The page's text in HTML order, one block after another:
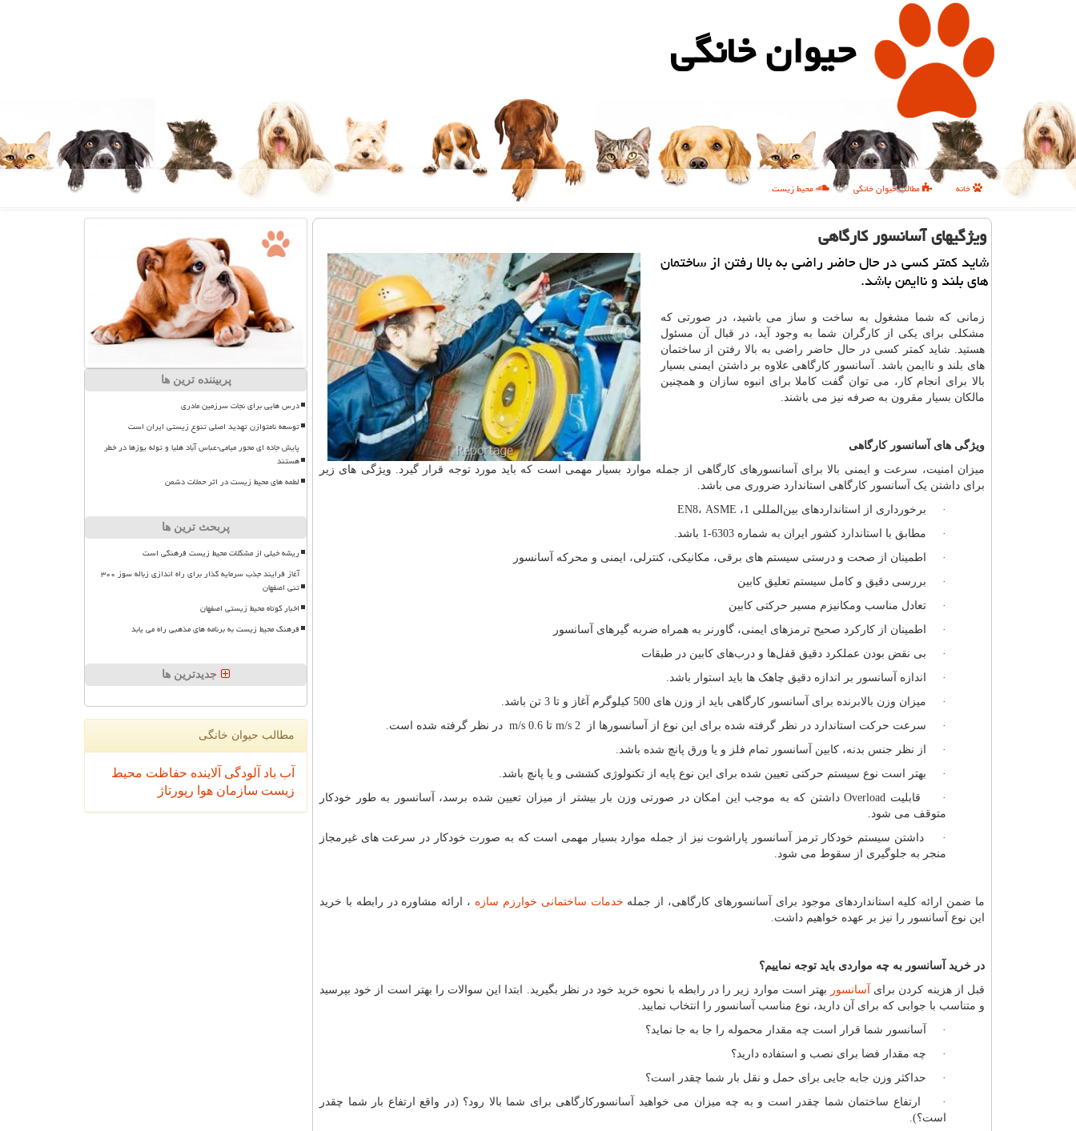
حیوان خانگی
خانه مطالب حیوان خانگی محیط زیست
ویژگیهای آسانسور كارگاهی
شاید كمتر كسی در حال حاضر راضی به بالا رفتن از ساختمان
های بلند و ناایمن باشد.
زمانی که شما مشغول به ساخت و ساز می باشید، در صورتی که
مشکلی برای یکی از کارگران شما به وجود آید، در قبال آن مسئول
هستید. شاید کمتر کسی در حال حاضر راضی به بالا رفتن از ساختمان
های بلند و ناایمن باشد. آسانسور کارگاهی علاوه بر داشتن ایمنی بسیار
بالا برای انجام کار، می توان گفت کاملا برای انبوه سازان و همچنین
مالکان بسیار مقرون به صرفه نیز می باشند.
ویژگی های آسانسور کارگاهی
میزان امنیت، سرعت و ایمنی بالا برای آسانسورهای کارگاهی از جمله موارد بسیار مهمی است که باید مورد توجه قرار گیرد. ویژگی های زیر
برای داشتن یک آسانسور کارگاهی استاندارد ضروری می باشد.
· برخورداری از استانداردهای بین‌المللی 1،
ASME ،EN8
· مطابق با استاندارد کشور ایران به شماره 6303-1 باشد.
· اطمینان از صحت و درستی سیستم های برقی، مکانیکی، کنترلی، ایمنی و محرکه آسانسور
· بررسی دقیق و کامل سیستم تعلیق کابین
· تعادل مناسب ومکانیزم مسیر حرکتی کابین
· اطمینان از کارکرد صحیح ترمزهای ایمنی، گاورنر به همراه ضربه گیرهای آسانسور
· بی نقض بودن عملکرد دقیق قفل‌ها و درب‌های کابین در طبقات
· اندازه آسانسور بر اندازه دقیق چاهک ها باید استوار باشد.
· میزان وزن بالابرنده برای آسانسور کارگاهی باید از وزن های 500 کیلوگرم آغاز و تا 3 تن باشد.
· سرعت حرکت استاندارد در نظر گرفته شده برای این نوع از آسانسورها از
m/s 2 تا m/s 0.6 در نظر گرفته شده است.
· از نظر جنس بدنه، کابین آسانسور تمام فلز و یا ورق پانچ شده باشد.
· بهتر است نوع سیستم حرکتی تعیین شده برای این نوع پایه از تکنولوژی کششی و یا پانچ باشد.
· قابلیت Overload داشتن که به موجب این امکان در صورتی وزن بار بیشتر از میزان تعیین شده برسد، آسانسور به طور خودکار
متوقف می شود.
· داشتن سیستم خودکار ترمز آسانسور پاراشوت نیز از جمله موارد بسیار مهمی است که به صورت خودکار در سرعت های غیرمجاز
منجر به جلوگیری از سقوط می شود.
ما ضمن ارائه کلیه استانداردهای موجود برای آسانسورهای کارگاهی، از جمله خدمات ساختمانی خوارزم سازه ، ارائه مشاوره در رابطه با خرید
این نوع آسانسور را نیز بر عهده خواهیم داشت.
در خرید آسانسور به چه مواردی باید توجه نماییم؟
قبل از هزینه کردن برای
آسانسور بهتر است موارد زیر را در رابطه با نحوه خرید خود در نظر بگیرید. ابتدا این سوالات را بهتر است از خود بپرسید
و متناسب با جوابی که برای آن دارید، نوع مناسب آسانسور را انتخاب نمایید.
· آسانسور شما قرار است چه مقدار محموله را جا به جا نماید؟
· چه مقدار فضا برای نصب و استفاده دارید؟
· حداکثر وزن جابه جایی برای حمل و نقل بار شما چقدر است؟
· ارتفاع ساختمان شما چقدر است و به چه میزان می خواهید آسانسورکارگاهی برای شما بالا رود؟ (در واقع ارتفاع بار شما چقدر
است؟).
پربیننده ترین ها
درس هایی برای نجات سرزمین مادری
توسعه نامتوازن تهدید اصلی تنوع زیستی ایران است
پایش جاده ای محور میامی-عباس آباد هلیا و توله یوزها در خطر
هستند
لطمه های محیط زیست در اثر حملات دشمن
پربحث ترین ها
ریشه خیلی از مشکلات محیط زیست فرهنگی است
آغاز فرایند جذب سرمایه گذار برای راه اندازی زباله سوز ۳۰۰
تنی اصفهان
اخبار کوتاه محیط زیستی اصفهان
فرهنگ محیط زیست به برنامه های مذهبی راه می یابد
جدیدترین ها
مطالب حیوان خانگی
آب باد آلودگی آلاینده حفاظت محیط
زیست سازمان هوا رپورتاژ